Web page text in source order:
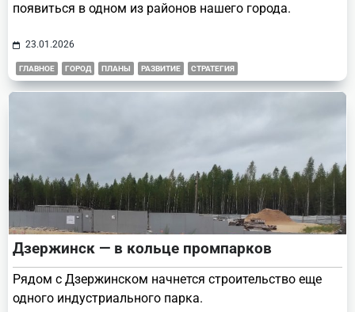
появиться в одном из районов нашего города.
23.01.2026
ГЛАВНОЕ ГОРОД ПЛАНЫ РАЗВИТИЕ СТРАТЕГИЯ
Дзержинск — в кольце промпарков
Рядом с Дзержинском начнется строительство еще
одного индустриального парка.